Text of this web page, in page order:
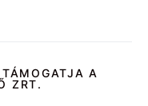
A
ZRT.